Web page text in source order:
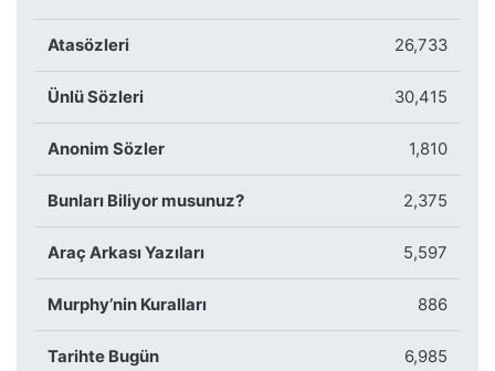
Atasözleri 26,733
Ünlü Sözleri 30,415
Anonim Sözler 1,810
Bunları Biliyor musunuz? 2,375
Araç Arkası Yazıları 5,597
Murphy’nin Kuralları 886
Tarihte Bugün 6,985